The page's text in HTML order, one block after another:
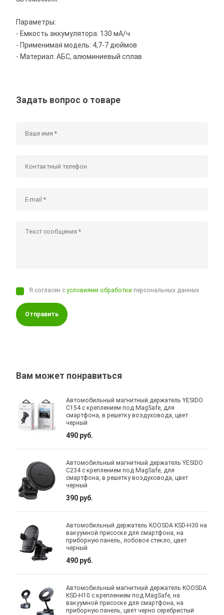
Параметры:
- Емкость аккумулятора: 130 мА/ч
- Применимая модель: 4,7-7 дюймов
- Материал: АБС, алюминиевый сплав
Задать вопрос о товаре
Я согласен сусловиями обработки персональных данных
Отправить
Вам может понравиться
Автомобильный магнитный держатель YESIDO
C154 с креплением под MagSafe, для
смартфона, в решетку воздуховода, цвет
черный
490 руб.
Автомобильный магнитный держатель YESIDO
C234 с креплением под MagSafe, для
смартфона, в решетку воздуховода, цвет
черный
390 руб.
Автомобильный держатель KOOSDA KSD-H30 на
вакуумной присоске для смартфона, на
приборную панель, лобовое стекло, цвет
черный
490 руб.
Автомобильный магнитный держатель KOOSDA
KSD-H10 с креплением под MagSafe, на
вакуумной присоске для смартфона, на
приборную панель, цвет черно серебристый